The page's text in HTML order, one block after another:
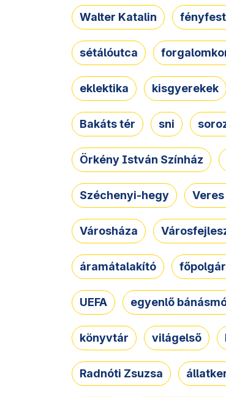
Walter Katalin
sétálóutca
eklektika kisgyerekek
Bakáts tér sni
Örkény István Színház
Széchenyi-hegy
Városháza
áramátalakító
UEFA egyenlő
könyvtár világelső
Radnóti Zsuzsa